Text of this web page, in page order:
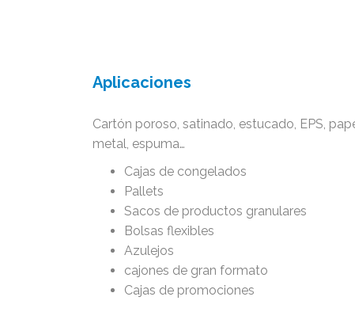
Aplicaciones
Cartón poroso, satinado, estucado, EPS,
metal, espuma…
Cajas de congelados
Pallets
Sacos de productos granulares
Bolsas flexibles
Azulejos
cajones de gran formato
Cajas de promociones